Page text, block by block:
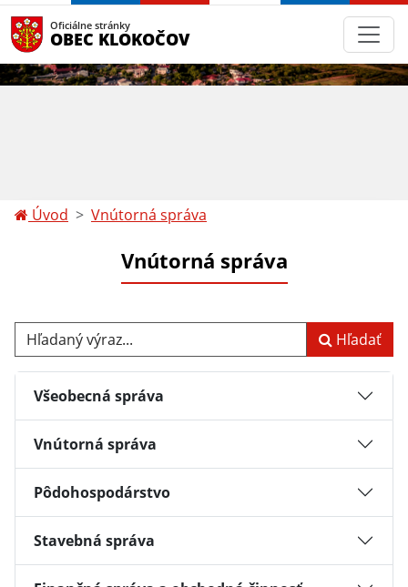
Oficiálne stránky
OBEC KLOKOČOV
Úvod Vnútorná správa
Vnútorná správa
Hľadaný výraz... Hľadať
Všeobecná správa
Vnútorná správa
Pôdohospodárstvo
Stavebná správa